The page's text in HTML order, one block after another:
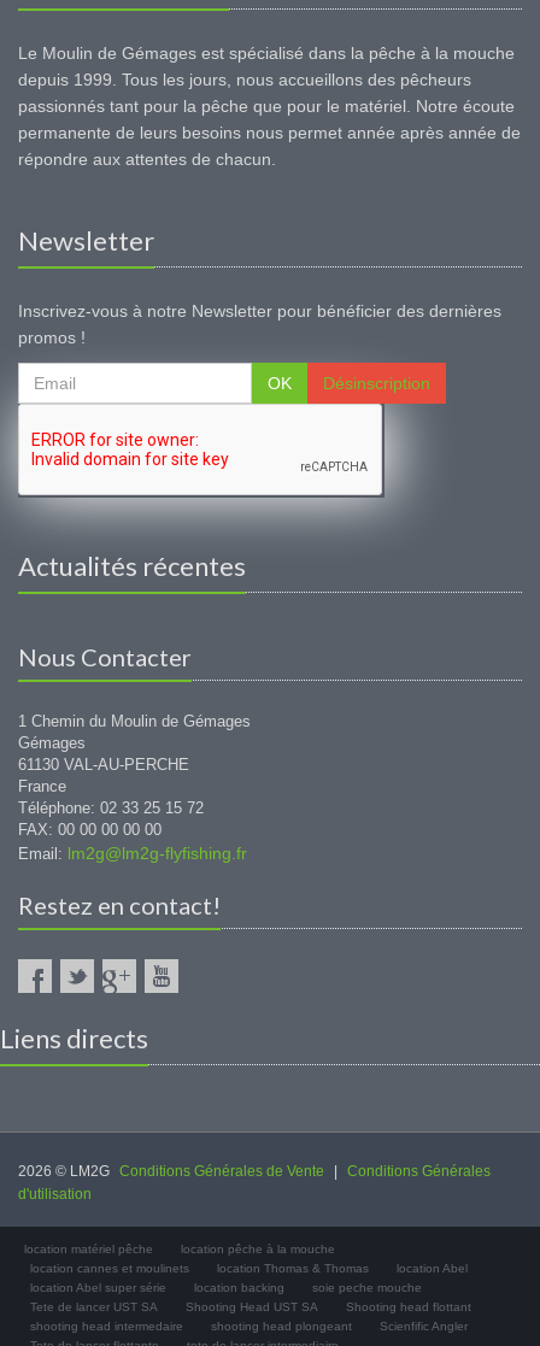
Le Moulin de Gémages est spécialisé dans la pêche à la mouche
depuis 1999. Tous les jours, nous accueillons des pêcheurs
passionnés tant pour la pêche que pour le matériel. Notre écoute
permanente de leurs besoins nous permet année après année de
répondre aux attentes de chacun.
Newsletter
Inscrivez-vous à notre Newsletter pour bénéficier des dernières
promos !
OK Désinscription
Actualités récentes
Nous Contacter
1 Chemin du Moulin de Gémages
Gémages
61130 VAL-AU-PERCHE
France
Téléphone: 02 33 25 15 72
FAX: 00 00 00 00 00
Email: lm2g@lm2g-flyfishing.fr
Restez en contact!
Liens directs
2026 © LM2G Conditions Générales de Vente
Conditions Générales
d'utilisation
location matériel pêche
location pêche à la mouche
location cannes et moulinets
location Thomas & Thomas
location Abel
location Abel super série
location backing
soie peche mouche
Tete de lancer UST SA
Shooting Head UST SA
Shooting head flottant
shooting head intermedaire
shooting head plongeant
Scienfific Angler